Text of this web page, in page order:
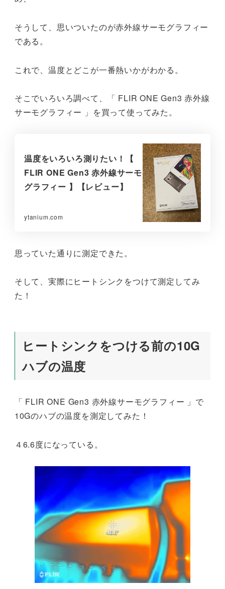
そうして、思いついたのが赤外線サーモグラフィー
である。
これで、温度とどこが一番熱いかがわかる。
そこでいろいろ調べて、「 FLIR ONE Gen3 赤外線
サーモグラフィー 」を買って使ってみた。
温度をいろいろ測りたい！【
FLIR ONE Gen3 赤外線サーモ
グラフィー 】【レビュー】
ytanium.com
思っていた通りに測定できた。
そして、実際にヒートシンクをつけて測定してみ
た！
ヒートシンクをつける前の10G
ハブの温度
「 FLIR ONE Gen3 赤外線サーモグラフィー 」で
10Gのハブの温度を測定してみた！
４6.6度になっている。